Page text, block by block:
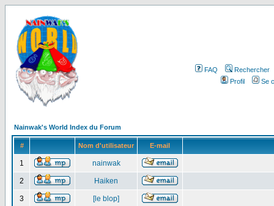
FAQ
Rechercher
Profil
Se
Nainwak's World Index du Forum
# Nom d'utilisateur E-mail
1 nainwak
2 Haiken
3 [le blop]